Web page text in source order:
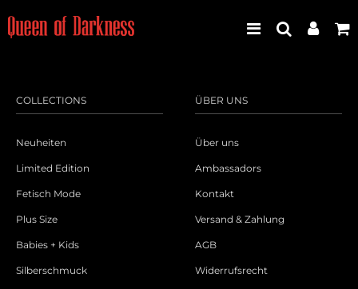
Neuheiten
COLLECTIONS
Neuheiten
Limited Edition
Fetisch Mode
Plus Size
Babies + Kids
Silberschmuck
ÜBER UNS
Über uns
Ambassadors
Kontakt
Versand & Zahlung
AGB
Widerrufsrecht